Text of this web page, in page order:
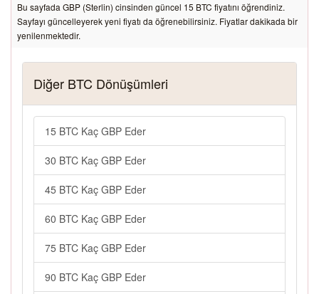
Bu sayfada GBP (Sterlin) cinsinden güncel 15 BTC fiyatını öğrendiniz.
Sayfayı güncelleyerek yeni fiyatı da öğrenebilirsiniz. Fiyatlar dakikada bir
yenilenmektedir.
Diğer BTC Dönüşümleri
15 BTC Kaç GBP Eder
30 BTC Kaç GBP Eder
45 BTC Kaç GBP Eder
60 BTC Kaç GBP Eder
75 BTC Kaç GBP Eder
90 BTC Kaç GBP Eder